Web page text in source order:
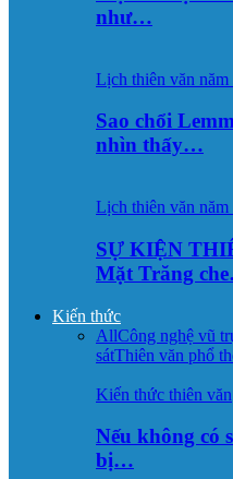
như…
Lịch thiên văn năm
Sao chổi
nhìn thấy…
Lịch thiên văn năm
SỰ KIỆN
Mặt Trăng
Kiến thức
AllCông nghệ vũ
sátThiên văn phổ
Kiến thức thiên văn
Nếu không có
bị…